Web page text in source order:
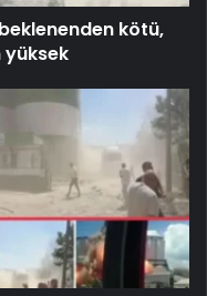
kötü,
yüksek